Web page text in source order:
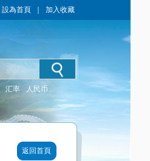
設為首頁 加入收藏
汇率 人民币
返回首頁